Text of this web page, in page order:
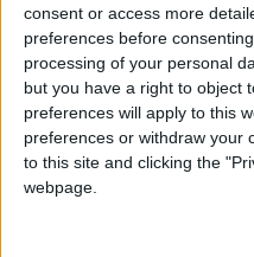
consent or access more
preferences before consenting.
processing of your personal
but you have a right to object
preferences will apply to this
preferences or withdraw your
to this site and clicking the
webpage.
Perché un archivio ZIP
password diverse? Come
files in un archivio ZIP?